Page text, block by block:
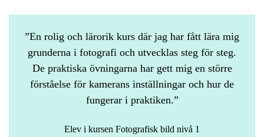
En rolig och lärorik kurs där jag har fått lära mig
grunderna i fotografi och utvecklas steg för steg.
De praktiska övningarna har gett mig en större
förståelse för kamerans inställningar och hur de
fungerar i praktiken.
Elev i kursen Fotografisk bild nivå 1